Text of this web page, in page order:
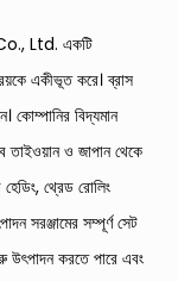
Ltd. একটি
একীভূত করে।ব্রাস
। কোম্পানির বিদ্যমান
তাইওয়ান ও জাপান থেকে
থ্রেড রোলিং
সরঞ্জামের সম্পূর্ণ সেট
উৎপাদন করতে পারে এবং